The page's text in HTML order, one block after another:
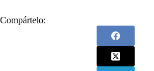
Compártelo: